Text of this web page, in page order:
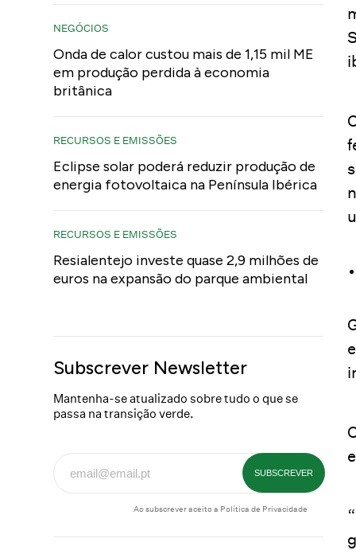
NEGÓCIOS
Onda de calor custou mais de 1,15 mil ME
em produção perdida à economia
britânica
RECURSOS E EMISSÕES
Eclipse solar poderá reduzir produção de
energia fotovoltaica na Península Ibérica
RECURSOS E EMISSÕES
Resialentejo investe quase 2,9 milhões de
euros na expansão do parque ambiental
Subscrever Newsletter
Mantenha-se atualizado sobre tudo o que se
passa na transição verde.
Ao subscrever aceito a Política de Privacidade